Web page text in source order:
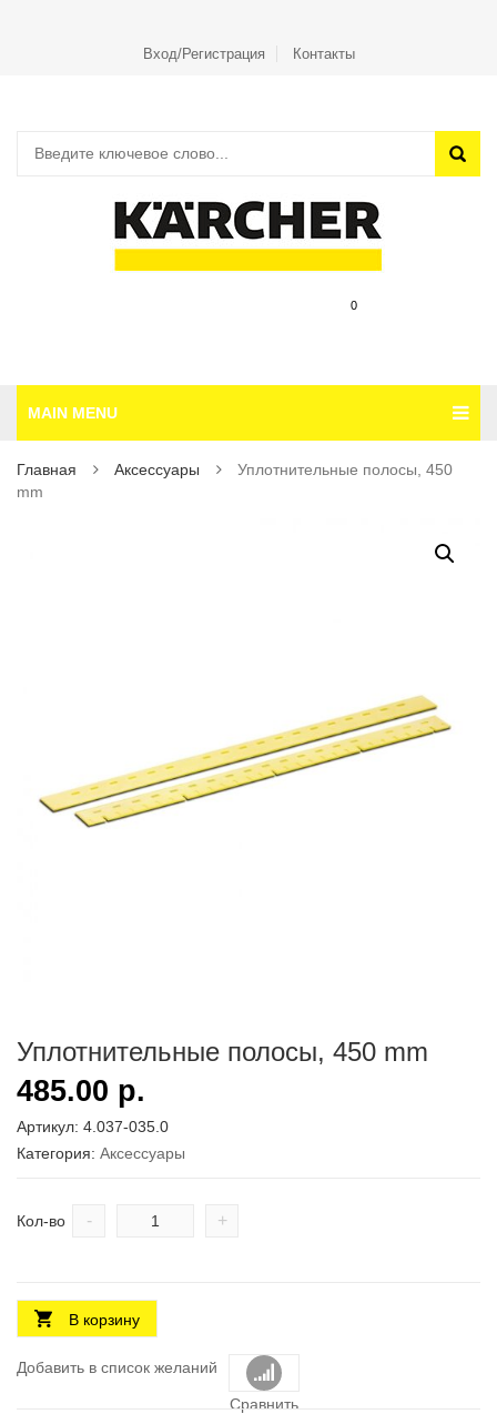
Вход/Регистрация Контакты
0
MAIN MENU
Главная Аксесcуары
Уплотнительные полосы, 450
mm
Уплотнительные полосы, 450 mm
485.00 р.
Артикул: 4.037-035.0
Категория: Аксесcуары
Кол-во - +
В корзину
Добавить в список желаний
Сравнить